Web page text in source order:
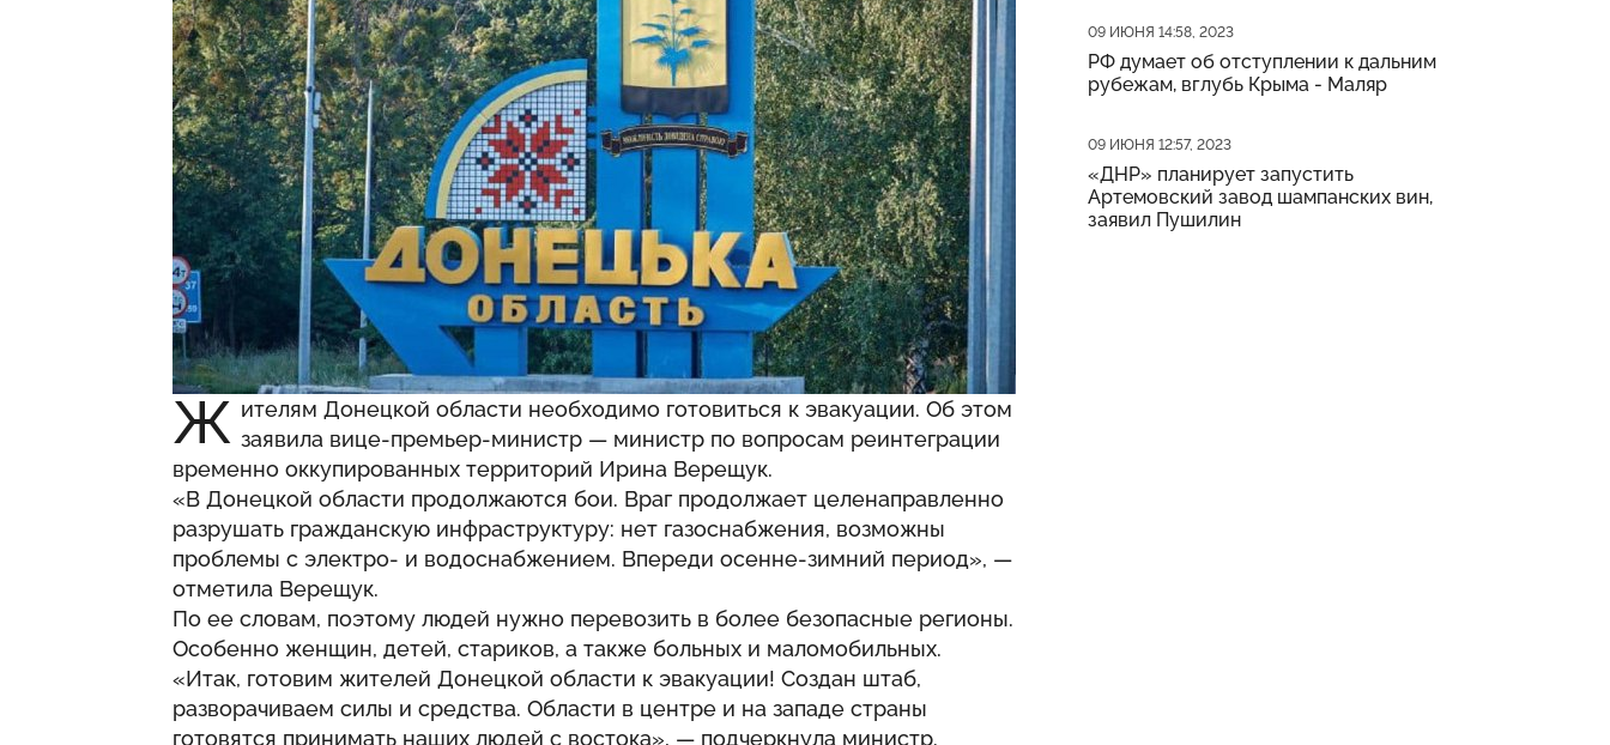
Ж ителям Донецкой области необходимо готовиться к эвакуации. Об этом
заявила вице-премьер-министр — министр по вопросам реинтеграции
временно оккупированных территорий Ирина Верещук.
«В Донецкой области продолжаются бои. Враг продолжает целенаправленно
разрушать гражданскую инфраструктуру: нет газоснабжения, возможны
проблемы с электро- и водоснабжением. Впереди осенне-зимний период», —
отметила Верещук.
По ее словам, поэтому людей нужно перевозить в более безопасные регионы.
Особенно женщин, детей, стариков, а также больных и маломобильных.
«Итак, готовим жителей Донецкой области к эвакуации! Создан штаб,
разворачиваем силы и средства. Области в центре и на западе страны
готовятся принимать наших людей с востока», — подчеркнула министр.
Дата публикации
09 ИЮНЯ 14:58, 2023
РФ думает об отступлении к дальним
рубежам, вглубь Крыма - Маляр
Дата публикации
09 ИЮНЯ 12:57, 2023
«ДНР» планирует запустить
Артемовский завод шампанских вин,
заявил Пушилин